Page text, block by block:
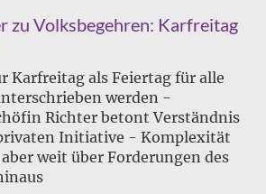
zu Volksbegehren: Karfreitag
Karfreitag als Feiertag für alle
werden -
Richter betont Verständnis
Initiative - Komplexität
weit über Forderungen des